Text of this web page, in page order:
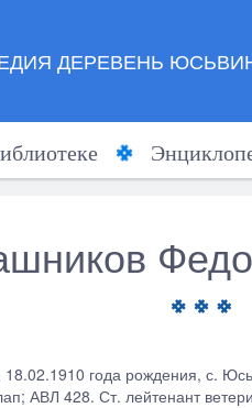
ДЕРЕВЕНЬ
18.02.1910 года рождения, с.
АВЛ 428. Ст. лейтенант